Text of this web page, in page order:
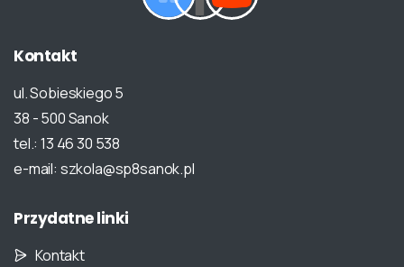
Kontakt
ul. Sobieskiego 5
38 - 500 Sanok
tel.: 13 46 30 538
e-mail: szkola@sp8sanok.pl
Przydatnelinki
Kontakt